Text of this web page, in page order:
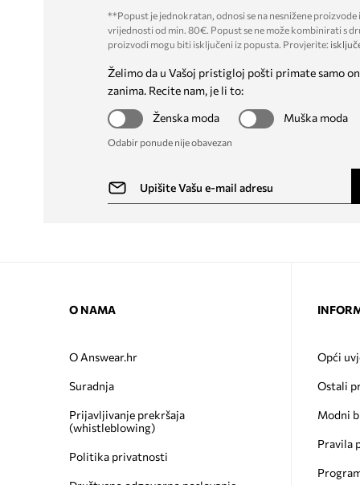
**Popust je jednokratan, odnosi se na nesnižene proizvode
vrijednosti od min. 80€. Popust se ne može kombinirati s
proizvodi mogu biti isključeni iz popusta. Provjerite:
Želimo da u Vašoj pristigloj pošti primate samo
zanima. Recite nam, je li to:
Ženska moda
Muška moda
Odabir ponude nije obavezan
O NAMA
O Answear.hr
Suradnja
Prijavljivanje prekršaja
(whistleblowing)
Politika privatnosti
Opći
Ostali
Modni
Pravila